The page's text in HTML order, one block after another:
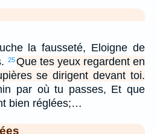
la fausseté, Eloigne de
25Que tes yeux regardent en
se dirigent devant toi.
par où tu passes, Et que
bien réglées;…